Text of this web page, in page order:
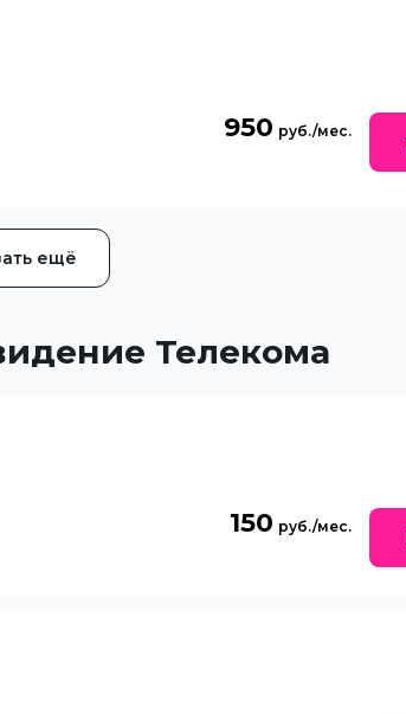
950
ещё
Телекома
150